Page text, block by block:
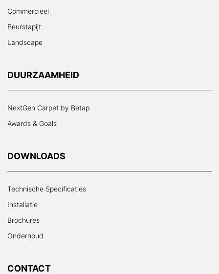
Commercieel
Beurstapijt
Landscape
DUURZAAMHEID
NextGen Carpet by Betap
Awards & Goals
DOWNLOADS
Technische Specificaties
Installatie
Brochures
Onderhoud
CONTACT